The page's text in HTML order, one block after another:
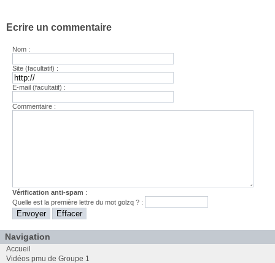
Ecrire un commentaire
Nom :
Site (facultatif) :
E-mail (facultatif) :
Commentaire :
Vérification anti-spam :
Quelle est lapremière lettre du motgolzq ? :
Navigation
Accueil
Vidéos pmu de Groupe 1